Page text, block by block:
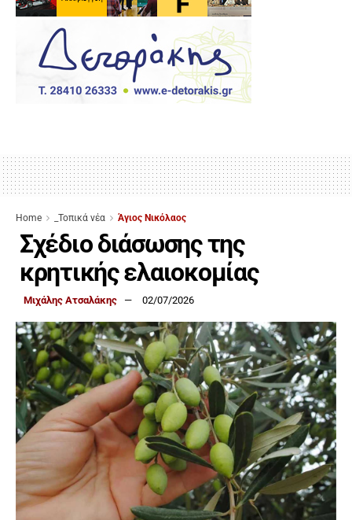
Home _Τοπικά νέα Άγιος Νικόλαος
Σχέδιο διάσωσης της
κρητικής ελαιοκομίας
Μιχάλης Ατσαλάκης 02/07/2026